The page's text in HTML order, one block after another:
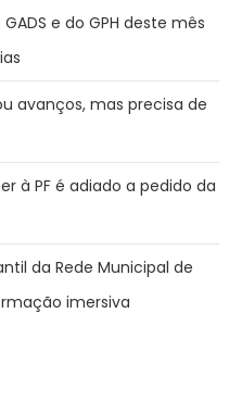
e do GPH deste mês
avanços, mas precisa de
à PF é adiado a pedido da
da Rede Municipal de
imersiva